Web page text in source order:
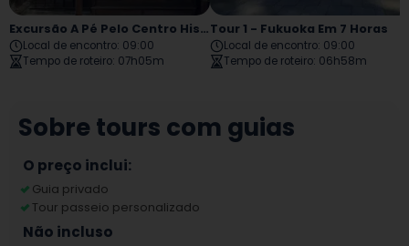
Excursão A Pé Pelo Centro Histórico De Hakata, Parque Ohori E Ruínas Do Castelo De Fukuoka
Local de encontro: 09:00
Tempo de roteiro: 07h05m
Tour 1 - Fukuoka Em 7 Horas
Local de encontro: 09:00
Tempo de roteiro: 06h58m
Sobre tours com guias
O preço inclui:
Guia privado
Tour passeio personalizado
Não incluso